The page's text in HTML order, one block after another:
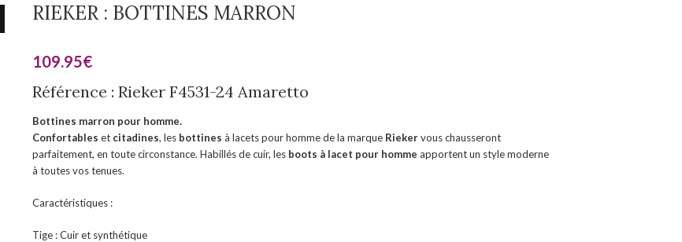
RIEKER : BOTTINES MARRON
109.95€
Référence : Rieker F4531-24 Amaretto
Bottines marron pour homme.
Confortables et citadines, les bottines à lacets pour homme de la marque Riekervous chausseront
parfaitement, en toute circonstance. Habillés de cuir, les boots à lacet pour homme apportent un style moderne
à toutes vos tenues.
Caractéristiques :
Tige : Cuir et synthétique